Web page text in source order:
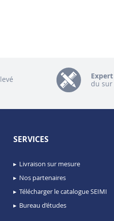
du
SERVICES
Livraison sur mesure
Nos partenaires
Télécharger le catalogue SEIMI
Bureau d’études